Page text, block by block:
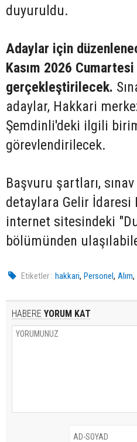
duyuruldu.
Adaylar için
Kasım 2026
gerçekleştirilecek.
adaylar, Hakkari
Şemdinli'deki ilgili
görevlendirilecek.
Başvuru şartları,
detaylara Gelir İdaresi
internet sitesindeki
bölümünden
Etiketler : hakkari,Personel,Alım,
HABERE YORUM KAT